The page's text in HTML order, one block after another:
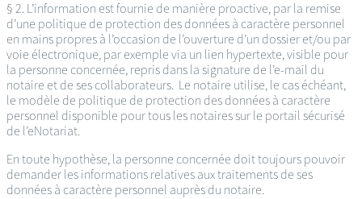
§ 2. L’information est fournie de manière proactive, par la remise
d’une politique de protection des données à caractère personnel
en mains propres à l’occasion de l’ouverture d’un dossier et/ou par
voie électronique, par exemple via un lien hypertexte, visible pour
la personne concernée, repris dans la signature de l’e-mail du
notaire et de ses collaborateurs. Le notaire utilise, le cas échéant,
le modèle de politique de protection des données à caractère
personnel disponible pour tous les notaires sur le portail sécurisé
de l’eNotariat.
En toute hypothèse, la personne concernée doit toujours pouvoir
demander les informations relatives aux traitements de ses
données à caractère personnel auprès du notaire.